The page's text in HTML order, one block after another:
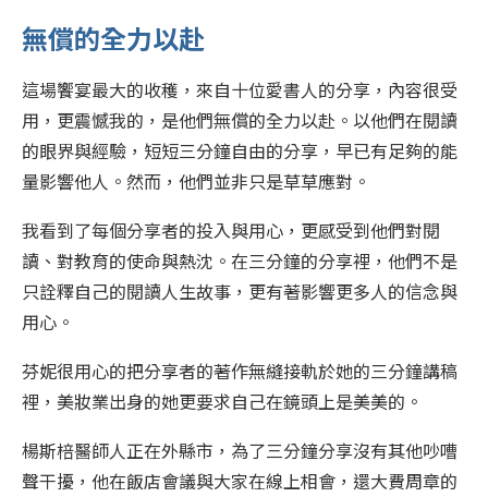
無償的全力以赴
這場饗宴最大的收穫，來自十位愛書人的分享，內容很受
用，更震憾我的，是他們無償的全力以赴。以他們在閱讀
的眼界與經驗，短短三分鐘自由的分享，早已有足夠的能
量影響他人。然而，他們並非只是草草應對。
我看到了每個分享者的投入與用心，更感受到他們對閱
讀、對教育的使命與熱沈。在三分鐘的分享裡，他們不是
只詮釋自己的閱讀人生故事，更有著影響更多人的信念與
用心。
芬妮很用心的把分享者的著作無縫接軌於她的三分鐘講稿
裡，美妝業出身的她更要求自己在鏡頭上是美美的。
楊斯棓醫師人正在外縣市，為了三分鐘分享沒有其他吵嘈
聲干擾，他在飯店會議與大家在線上相會，還大費周章的